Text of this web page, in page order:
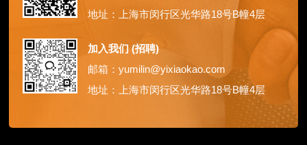
地址：上海市闵行区光华路18号B幢4层
加入我们 (招聘)
邮箱：yumilin@yixiaokao.com
地址：上海市闵行区光华路18号B幢4层